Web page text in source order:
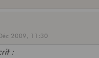
2009, 11:30
: